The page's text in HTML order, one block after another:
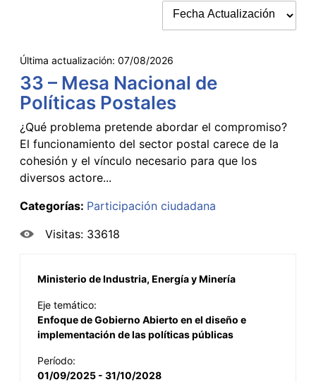
Última actualización: 07/08/2026
33 – Mesa Nacional de
Políticas Postales
¿Qué problema pretende abordar el compromiso?
El funcionamiento del sector postal carece de la
cohesión y el vínculo necesario para que los
diversos actore...
Categorías: Participación ciudadana
Visitas: 33618
Ministerio de Industria, Energía y Minería
Eje temático:
Enfoque de Gobierno Abierto en el diseño e
implementación de las políticas públicas
Período:
01/09/2025 - 31/10/2028